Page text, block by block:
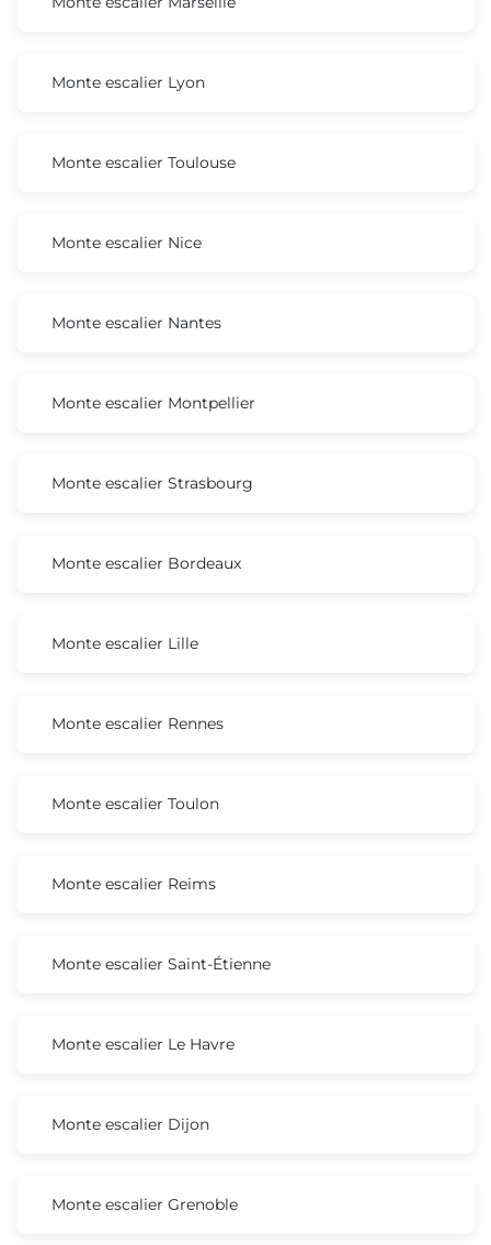
Monte escalier Lyon
Monte escalier Toulouse
Monte escalier Nice
Monte escalier Nantes
Monte escalier Montpellier
Monte escalier Strasbourg
Monte escalier Bordeaux
Monte escalier Lille
Monte escalier Rennes
Monte escalier Toulon
Monte escalier Reims
Monte escalier Saint-Étienne
Monte escalier Le Havre
Monte escalier Dijon
Monte escalier Grenoble